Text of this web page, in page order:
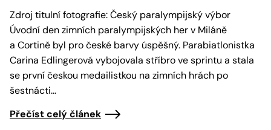
Zdroj titulní fotografie: Český paralympijský výbor
Úvodní den zimních paralympijských her v Miláně
a Cortině byl pro české barvy úspěšný. Parabiatlonistka
Carina Edlingerová vybojovala stříbro ve sprintu a stala
se první českou medailistkou na zimních hrách po
šestnácti…
Přečíst celý článek